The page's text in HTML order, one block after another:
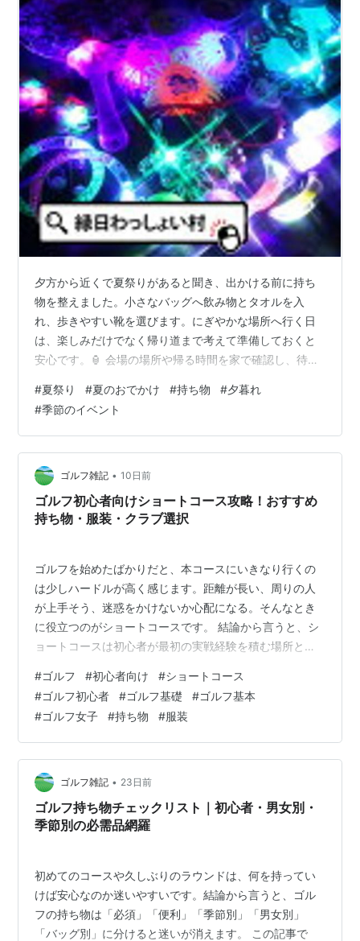
夕方から近くで夏祭りがあると聞き、出かける前に持ち
物を整えました。小さなバッグへ飲み物とタオルを入
れ、歩きやすい靴を選びます。にぎやかな場所へ行く日
は、楽しみだけでなく帰り道まで考えて準備しておくと
安心です。🏮 会場の場所や帰る時間を家で確認し、待ち
取りにくいこともあるので、最初に決めておくだけで気
持ちに余裕が生まれます。 屋台を全部回ろうとせず、気
になるものを一つか二つ選ぶつもりで出かけます。明る
いうちに会場へ着けば、道の様子も分かりやすく、急が
ず歩けそうです。暑さが残る時間には、途中で休むこと
も予定に入れました。 玄関を出るころ、空の色が少…
#夏祭り #夏のおでかけ #持ち物 #夕暮れ
#季節のイベント
ゴルフ雑記 • 10日前
ゴルフ初心者向けショートコース攻略！おすすめ
持ち物・服装・クラブ選択
ゴルフを始めたばかりだと、本コースにいきなり行くの
は少しハードルが高く感じます。距離が長い、周りの人
が上手そう、迷惑をかけないか心配になる。そんなとき
に役立つのがショートコースです。 結論から言うと、シ
ョートコースは初心者が最初の実戦経験を積む場所とし
の特徴、初心者が気になる不安、持ち物、服装、クラブ
選び、地域別のおすすめポイントまでまとめて紹介しま
す。 ゴルフショートコースとは？本コースとの違いと初
心者におすすめの理由 短い距離と9ホール構成で気軽に
楽しめる施設 料金が安く短時間で実戦の芝の上から練習
できるメリット 初心者がショートコースに行…
#ゴルフ #初心者向け #ショートコース
#ゴルフ初心者 #ゴルフ基礎 #ゴルフ基本
#ゴルフ女子 #持ち物 #服装
ゴルフ雑記 • 23日前
ゴルフ持ち物チェックリスト｜初心者・男女別・
季節別の必需品網羅
初めてのコースや久しぶりのラウンドは、何を持ってい
けば安心なのか迷いやすいです。結論から言うと、ゴル
フの持ち物は「必須」「便利」「季節別」「男女別」
「バッグ別」に分けると迷いが消えます。 この記事で